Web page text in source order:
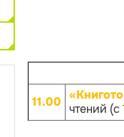
11.00 чтений (с